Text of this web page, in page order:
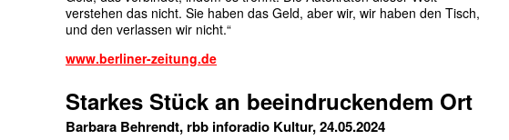
verstehen das nicht. Sie haben das Geld, aber wir, wir haben den Tisch,
und den verlassen wir nicht.“
www.berliner-zeitung.de
Starkes Stück an beeindruckendem Ort
Barbara Behrendt, rbb inforadio Kultur, 24.05.2024